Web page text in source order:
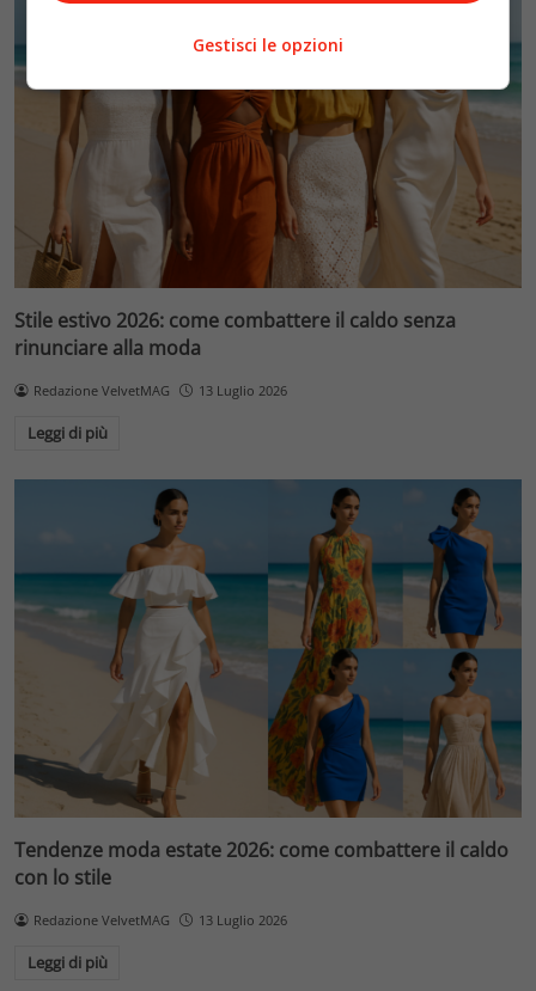
Stile estivo 2026: come combattere il caldo senza
rinunciare alla moda
Redazione VelvetMAG 13 Luglio 2026
Leggi di più
Tendenze moda estate 2026: come combattere il caldo
con lo stile
Redazione VelvetMAG 13 Luglio 2026
Leggi di più
Gestisci le opzioni